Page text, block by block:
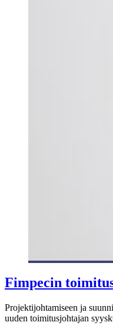
Fimpecin
Projektijohtamiseen ja
uuden toimitusjohtajan